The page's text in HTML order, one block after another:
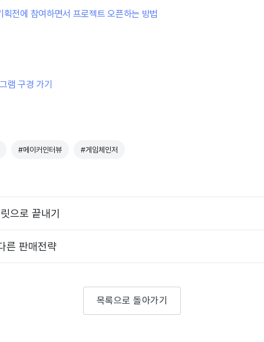
전에 참여하면서 프로젝트 오픈하는 방법
램 구경 가기
#메이커인터뷰 #게임체인저
으로 끝내기
른 판매전략
목록으로 돌아가기